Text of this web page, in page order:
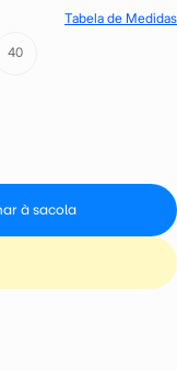
Tabela de Medidas
40
à sacola